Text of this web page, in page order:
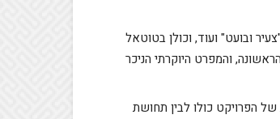
ובועט" ועוד, וכולן בטוטאל
והמפרט היוקרתי הניכר
של הפרויקט כולו לבין תחושת